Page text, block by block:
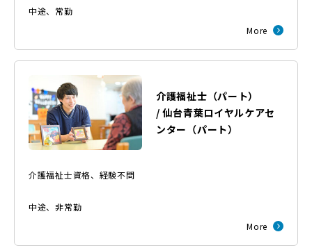
中途、 常勤
More
介護福祉士（パート）
/仙台青葉ロイヤルケアセ
ンター （パート）
介護福祉士資格、経験不問
中途、非常勤
More